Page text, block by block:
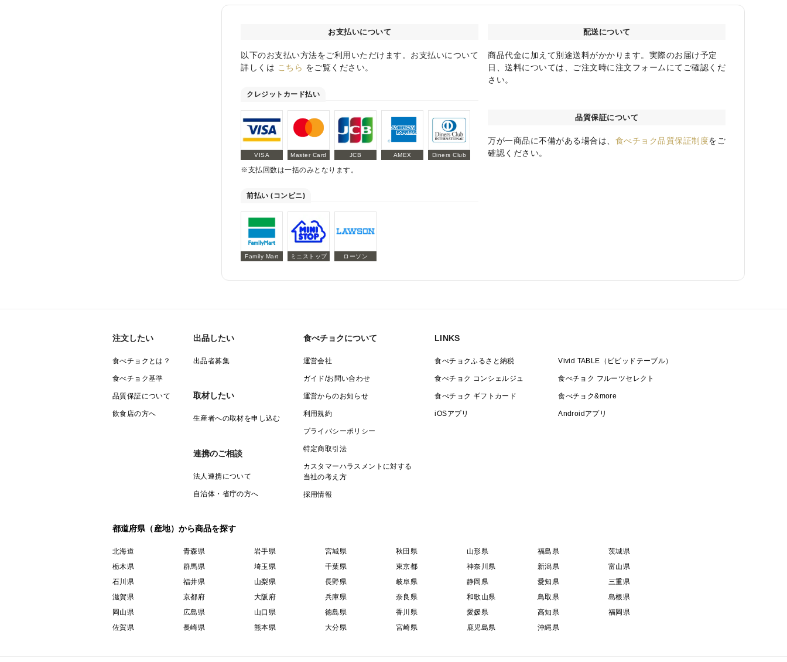
お支払いについて
以下のお支払い方法をご利用いただけます。お支払いについて
詳しくは こちら をご覧ください。
クレジットカード払い
VISA Master Card JCB AMEX Diners Club
※支払回数は一括のみとなります。
前払い (コンビニ)
Family Mart ミニストップ ローソン
配送について
商品代金に加えて別途送料がかかります。実際のお届け予定
日、送料については、ご注文時に注文フォームにてご確認くだ
さい。
品質保証について
万が一商品に不備がある場合は、 食べチョク品質保証制度をご
確認ください。
注文したい
食べチョクとは？
食べチョク基準
品質保証について
飲食店の方へ
出品したい
出品者募集
取材したい
生産者への取材を申し込む
連携のご相談
法人連携について
自治体・省庁の方へ
食べチョクについて
運営会社
ガイド/お問い合わせ
運営からのお知らせ
利用規約
プライバシーポリシー
特定商取引法
カスタマーハラスメントに対する
当社の考え方
採用情報
LINKS
食べチョクふるさと納税 Vivid TABLE（ビビッドテーブル）
食べチョク コンシェルジュ 食べチョク フルーツセレクト
食べチョク ギフトカード 食べチョク&more
iOSアプリ Androidアプリ
都道府県（産地）から商品を探す
北海道 青森県 岩手県 宮城県 秋田県 山形県 福島県
茨城県
栃木県
群馬県 埼玉県 千葉県 東京都 神奈川県 新潟県
富山県
石川県
福井県 山梨県 長野県 岐阜県 静岡県 愛知県
三重県
滋賀県
京都府 大阪府 兵庫県 奈良県 和歌山県 鳥取県
島根県
岡山県
広島県 山口県 徳島県 香川県 愛媛県 高知県
福岡県
佐賀県
長崎県 熊本県 大分県 宮崎県 鹿児島県 沖縄県